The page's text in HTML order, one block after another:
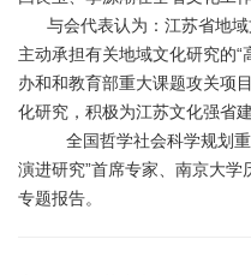
与会代表认为：江苏省地域
主动承担有关地域文化研究的
办和和教育部重大课题攻关项
化研究，积极为江苏文化强省建
全国哲学社会科学规划重
演进研究”首席专家、南京大
专题报告。